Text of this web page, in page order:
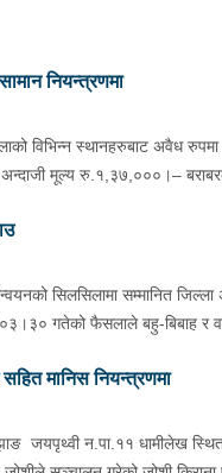
नियन्त्रणमा
विभिन्न स्थानहरुबाट अवैध रुपमा
अन्दाजी मूल्य रु.१,३७,०००।–
तथा मातहत कार्यालयबाट
आवश्यक प्रक्रिया पुरा गरी
ल्याएका अन्दाजी मूल्य रु.२९,६००।–
कञ्चनपुर मातहत कार्यालयबाट
फेला पारी आवश्यक प्रक्रिया पुरा गरी
सिलसिलामा सम्मानित
गतेको फैसलाले बहु-बिबाह र
बर्ष ४७ को तिला चन्द्र शर्मालाई
कैलालीबाट खटिएको प्रहरीले बुधबार
छ ।
मानिस नियन्त्रणमा
न.पा.११ धामीलेख स्थित